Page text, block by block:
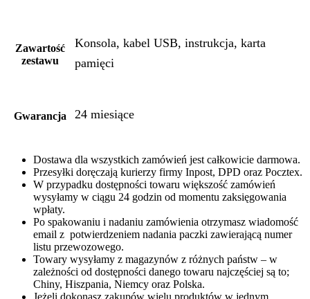
Zawartość
zestawu
Konsola, kabel USB, instrukcja, karta
pamięci
Gwarancja 24 miesiące
Dostawa dla wszystkich zamówień jest całkowicie darmowa.
Przesyłki doręczają kurierzy firmy Inpost, DPD oraz Pocztex.
W przypadku dostępności towaru większość zamówień
wysyłamy w ciągu 24 godzin od momentu zaksięgowania
wpłaty.
Po spakowaniu i nadaniu zamówienia otrzymasz wiadomość
email z potwierdzeniem nadania paczki zawierającą numer
listu przewozowego.
Towary wysyłamy z magazynów z różnych państw – w
zależności od dostępności danego towaru najczęściej są to;
Chiny, Hiszpania, Niemcy oraz Polska.
Jeżeli dokonasz zakupów wielu produktów w jednym